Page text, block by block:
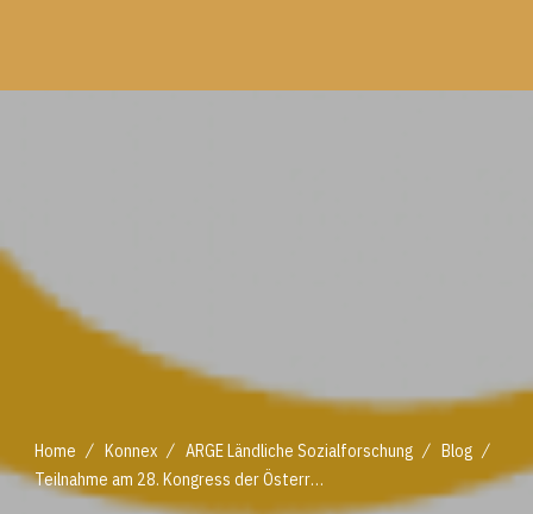
Home / Konnex / ARGE Ländliche Sozialforschung / Blog /
Teilnahme am 28. Kongress der Österreichischen Gesellschaft für Soziologie